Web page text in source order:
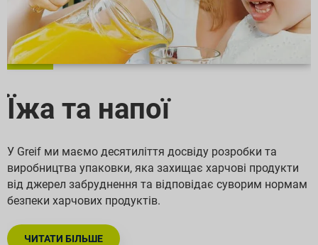
Їжа та напої
У Greif ми маємо десятиліття досвіду розробки та
виробництва упаковки, яка захищає харчові продукти
від джерел забруднення та відповідає суворим нормам
безпеки харчових продуктів.
ЧИТАТИ БІЛЬШЕ